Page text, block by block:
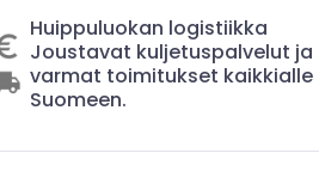
Huippuluokan logistiikka
Joustavat kuljetuspalvelut ja
varmat toimitukset kaikkialle
Suomeen.